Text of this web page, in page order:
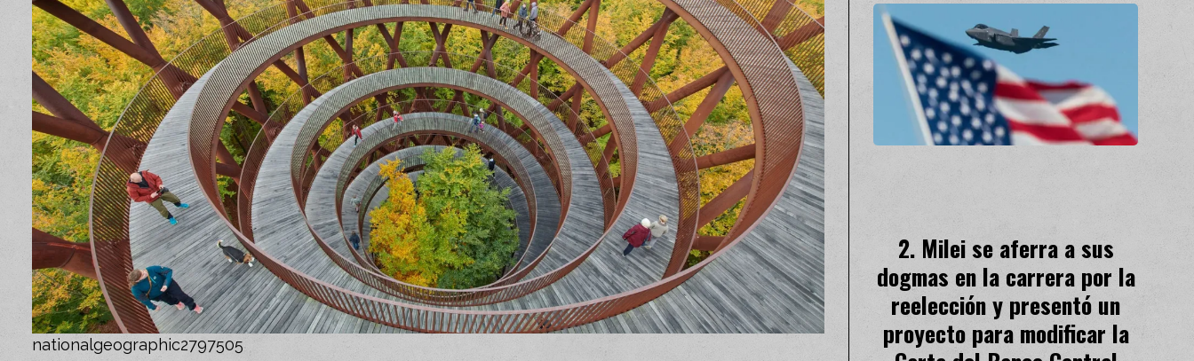
nationalgeographic2797505
Milei se aferra a sus
dogmas en la carrera por la
reelección y presentó un
proyecto para modificar la